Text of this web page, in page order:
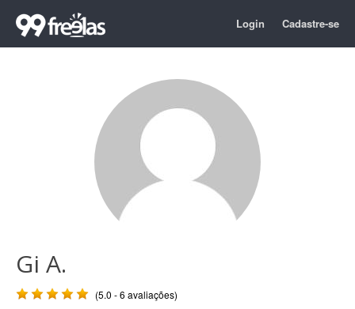
Login Cadastre-se
Gi A.
(5.0 - 6 avaliações)